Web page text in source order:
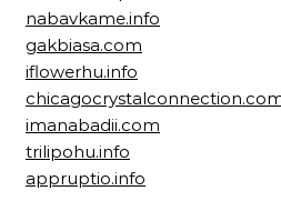
nabavkame.info
gakbiasa.com
iflowerhu.info
imanabadii.com
trilipohu.info
appruptio.info